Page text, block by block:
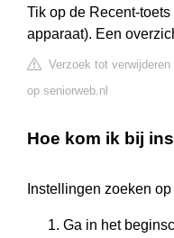
Tik op de Recent-
apparaat). Een
Verzoek tot verwijderen
op seniorweb.nl
Hoe kom ik bij
Instellingen zoeken
Ga in het